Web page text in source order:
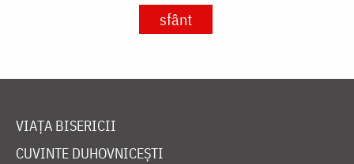
sfânt
VIAȚA BISERICII
CUVINTE DUHOVNICEȘTI